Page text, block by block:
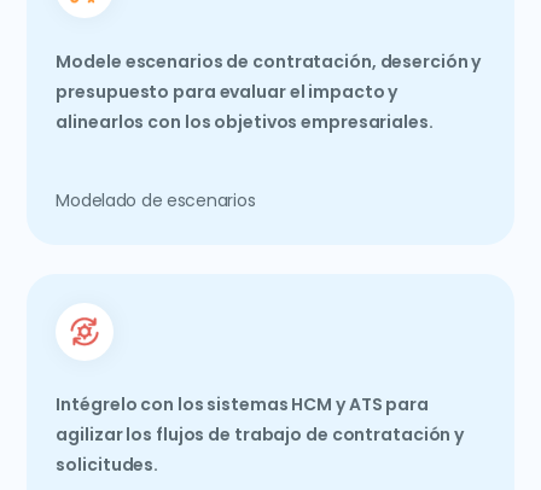
Modele escenarios de contratación, deserción y
presupuesto para evaluar el impacto y
alinearlos con los objetivos empresariales.
Modelado de escenarios
Intégrelo con los sistemas HCM y ATS para
agilizar los flujos de trabajo de contratación y
solicitudes.